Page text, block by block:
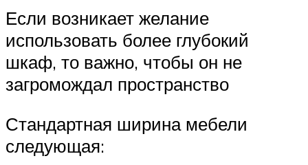
Если возникает желание
использовать более глубокий
шкаф, то важно, чтобы он не
загромождал пространство
Стандартная ширина мебели
следующая: